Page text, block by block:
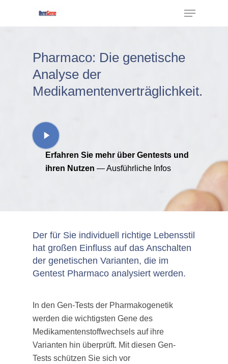
Hit enter to search or ESC to close
Pharmaco: Die genetische
Analyse der
Medikamentenverträglichkeit.
Erfahren Sie mehr über Gentests und
ihren Nutzen — Ausführliche Infos
Der für Sie individuell richtige Lebensstil
hat großen Einfluss auf das Anschalten
der genetischen Varianten, die im
Gentest Pharmaco analysiert werden.
In den Gen-Tests der Pharmakogenetik
werden die wichtigsten Gene des
Medikamentenstoffwechsels auf ihre
Varianten hin überprüft. Mit diesen Gen-
Tests schützen Sie sich vor